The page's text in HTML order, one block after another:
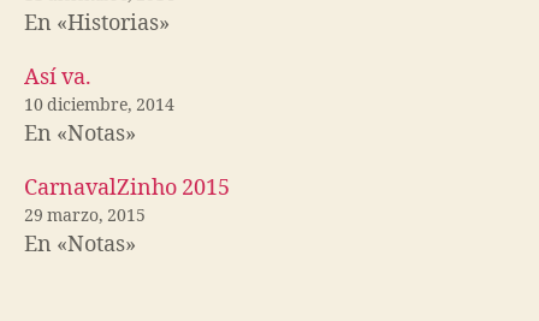
En «Historias»
Así va.
10 diciembre, 2014
En «Notas»
CarnavalZinho 2015
29 marzo, 2015
En «Notas»